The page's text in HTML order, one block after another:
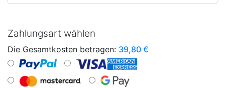
Zahlungsart wählen
Die Gesamtkosten betragen: 39,80 €